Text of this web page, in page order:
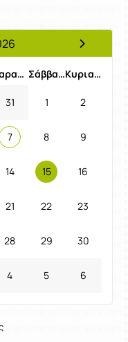
Επόμενος
Παρασκευή Σάββατο Κυριακή
31 1 2
7 8 9
14 15 16
21 22 23
28 29 30
4 5 6